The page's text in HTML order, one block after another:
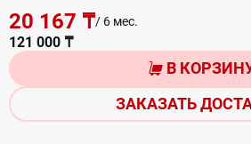
20 167 ₸/ 6 мес.
121 000 ₸
В
ЗАКАЗАТЬ